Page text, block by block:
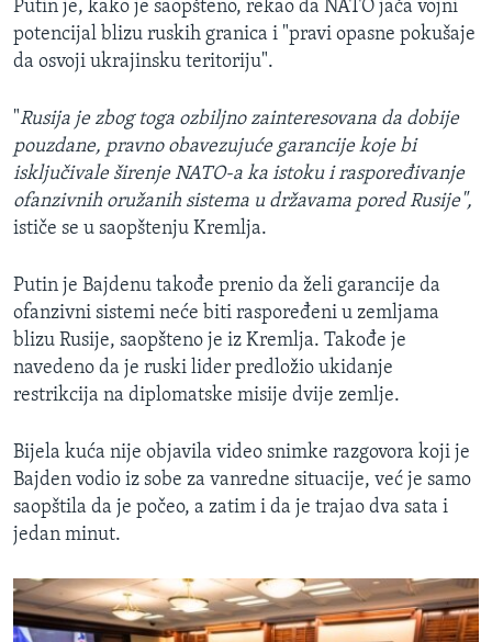
Putin je, kako je saopšteno, rekao da NATO jača vojni
potencijal blizu ruskih granica i "pravi opasne pokušaje
da osvoji ukrajinsku teritoriju".
"Rusija je zbog toga ozbiljno zainteresovana da dobije
pouzdane, pravno obavezujuće garancije koje bi
isključivale širenje NATO-a ka istoku i raspoređivanje
ofanzivnih oružanih sistema u državama pored Rusije",
ističe se u saopštenju Kremlja.
Putin je Bajdenu takođe prenio da želi garancije da
ofanzivni sistemi neće biti raspoređeni u zemljama
blizu Rusije, saopšteno je iz Kremlja. Takođe je
navedeno da je ruski lider predložio ukidanje
restrikcija na diplomatske misije dvije zemlje.
Bijela kuća nije objavila video snimke razgovora koji je
Bajden vodio iz sobe za vanredne situacije, već je samo
saopštila da je počeo, a zatim i da je trajao dva sata i
jedan minut.